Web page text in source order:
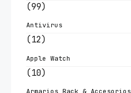
(99)
Antivirus
(12)
Apple Watch
(10)